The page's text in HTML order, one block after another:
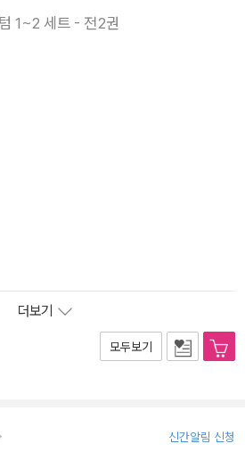
1~2 세트 - 전2권
더보기
모두보기
신간알림 신청